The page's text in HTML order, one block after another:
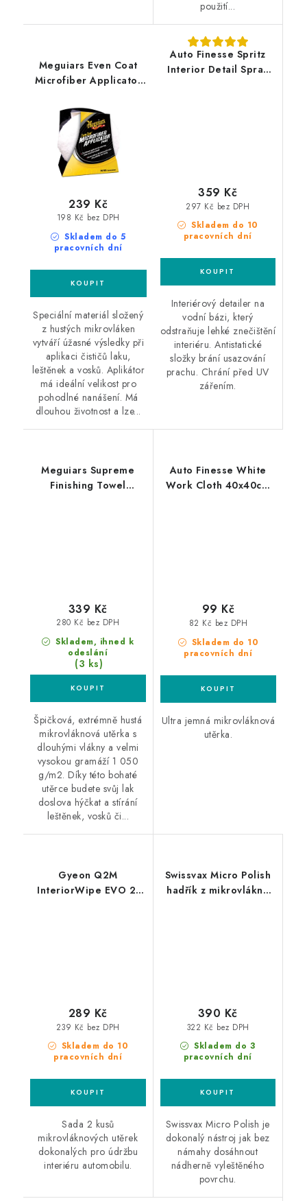
použití...
Meguiars Even Coat
Microfiber Applicator
aplikátor
Skladem do 5
pracovních dní
198 Kč bez DPH
239 Kč
Speciální materiál složený
z hustých mikrovláken
vytváří úžasné výsledky při
aplikaci čističů laku,
leštěnek a vosků. Aplikátor
má ideální velikost pro
pohodlné nanášení. Má
dlouhou životnost a lze...
Auto Finesse Spritz
Interior Detail Spray
Skladem do 10
pracovních dní
297 Kč bez DPH
359 Kč
Interiérový detailer na
vodní bázi, který
odstraňuje lehké znečištění
interiéru. Antistatické
složky brání usazování
prachu. Chrání před UV
zářením.
Meguiars Supreme
Finishing Towel
Skladem, ihned k
odeslání
(3 ks)
280 Kč bez DPH
339 Kč
Špičková, extrémně hustá
mikrovláknová utěrka s
dlouhými vlákny a velmi
vysokou gramáží 1 050
g/m2. Díky této bohaté
utěrce budete svůj lak
doslova hýčkat a stírání
leštěnek, vosků či...
Auto Finesse White
Work Cloth 40x40cm
Skladem do 10
pracovních dní
82 Kč bez DPH
99 Kč
Ultra jemná mikrovláknová
utěrka.
Gyeon Q2M
InteriorWipe EVO 2-
Skladem do 10
pracovních dní
239 Kč bez DPH
289 Kč
Sada 2 kusů
mikrovláknových utěrek
dokonalých pro údržbu
interiéru automobilu.
Swissvax Micro Polish
hadřík z mikrovlákna
Skladem do 3
pracovních dní
322 Kč bez DPH
390 Kč
Swissvax Micro Polish je
dokonalý nástroj jak bez
námahy dosáhnout
nádherně vyleštěného
povrchu.